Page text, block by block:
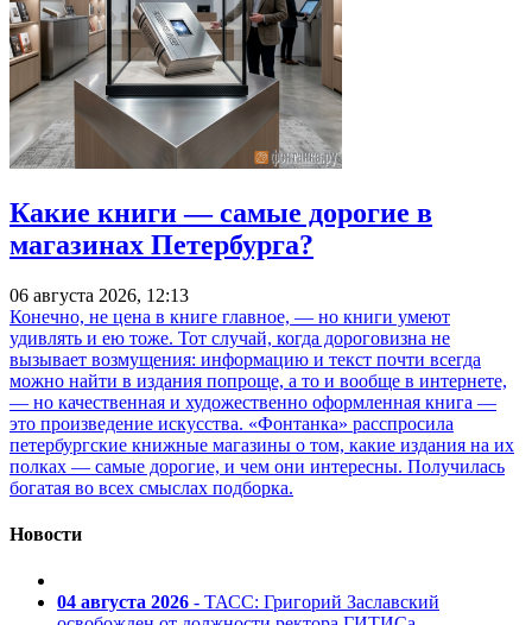
Какие книги — самые дорогие в
магазинах Петербурга?
06 августа 2026, 12:13
Конечно, не цена в книге главное, — но книги умеют
удивлять и ею тоже. Тот случай, когда дороговизна не
вызывает возмущения: информацию и текст почти всегда
можно найти в издания попроще, а то и вообще в интернете,
— но качественная и художественно оформленная книга —
это произведение искусства. «Фонтанка» расспросила
петербургские книжные магазины о том, какие издания на их
полках — самые дорогие, и чем они интересны. Получилась
богатая во всех смыслах подборка.
Новости
04 августа 2026 - ТАСС: Григорий Заславский